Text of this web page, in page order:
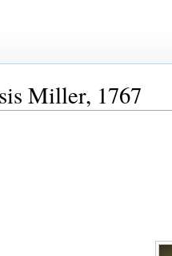
Miller, 1767